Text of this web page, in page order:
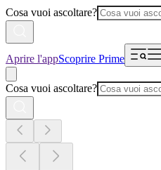
Cosa vuoi ascoltare?
Aprire l'appScoprire Prime
Cosa vuoi ascoltare?